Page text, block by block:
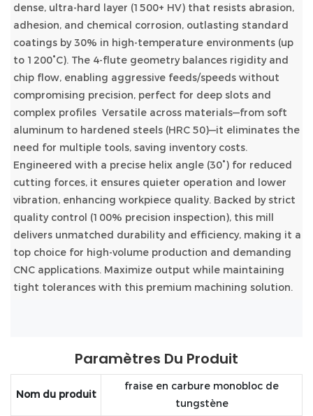
dense, ultra-hard layer (1500+ HV) that resists abrasion,
adhesion, and chemical corrosion, outlasting standard
coatings by 30% in high-temperature environments (up
to 1200°C). The 4-flute geometry balances rigidity and
chip flow, enabling aggressive feeds/speeds without
compromising precision, perfect for deep slots and
complex profiles Versatile across materials—from soft
aluminum to hardened steels (HRC 50)—it eliminates the
need for multiple tools, saving inventory costs.
Engineered with a precise helix angle (30°) for reduced
cutting forces, it ensures quieter operation and lower
vibration, enhancing workpiece quality. Backed by strict
quality control (100% precision inspection), this mill
delivers unmatched durability and efficiency, making it a
top choice for high-volume production and demanding
CNC applications. Maximize output while maintaining
tight tolerances with this premium machining solution.
Paramètres Du Produit
Nom du produit
fraise en carbure monobloc de
tungstène